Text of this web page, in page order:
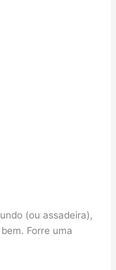
(ou assadeira),
Forre uma